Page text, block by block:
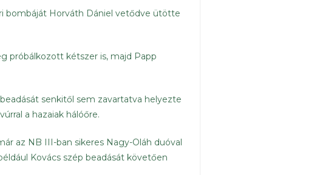
bombáját Horváth Dániel vetődve ütötte
próbálkozott kétszer is, majd Papp
senkitől sem zavartatva helyezte
a hazaiak hálóőre.
az NB III-ban sikeres Nagy-Oláh duóval
Kovács szép beadását követően